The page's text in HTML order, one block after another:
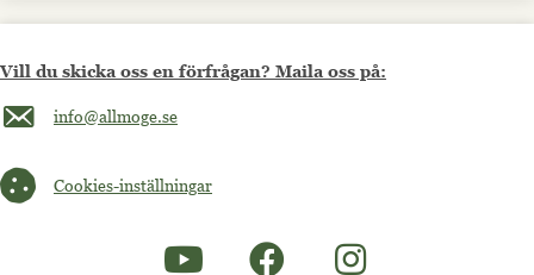
Vill du skicka oss en förfrågan? Maila oss på:
Maila oss på info@allmoge.se
info@allmoge.se
Cookies-inställningar
Cookies-inställningar